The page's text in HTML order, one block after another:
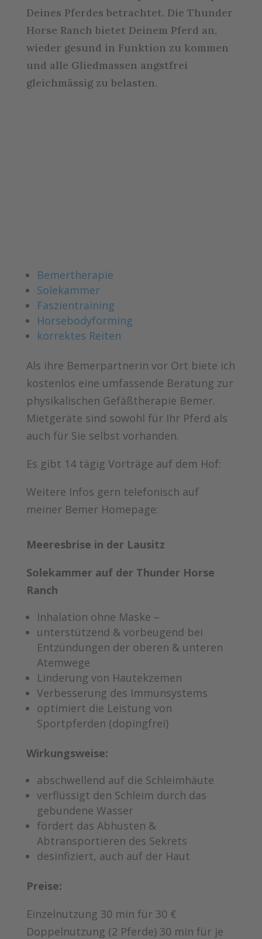
Deines Pferdes betrachtet. Die Thunder
Horse Ranch bietet Deinem Pferd an,
wieder gesund in Funktion zu kommen
und alle Gliedmassen angstfrei
gleichmässig zu belasten.
Bemertherapie
Solekammer
Faszientraining
Horsebodyforming
korrektes Reiten
Als ihre Bemerpartnerin vor Ort biete ich
kostenlos eine umfassende Beratung zur
physikalischen Gefäßtherapie Bemer.
Mietgeräte sind sowohl für Ihr Pferd als
auch für Sie selbst vorhanden.
Es gibt 14 tägig Vorträge auf dem Hof:
Weitere Infos gern telefonisch auf
meiner Bemer Homepage:
Meeresbrise in der Lausitz
Solekammer auf der Thunder Horse
Ranch
Inhalation ohne Maske –
unterstützend & vorbeugend bei
Entzündungen der oberen & unteren
Atemwege
Linderung von Hautekzemen
Verbesserung des Immunsystems
optimiert die Leistung von
Sportpferden (dopingfrei)
Wirkungsweise:
abschwellend auf die Schleimhäute
verflüssigt den Schleim durch das
gebundene Wasser
fördert das Abhusten &
Abtransportieren des Sekrets
desinfiziert, auch auf der Haut
Preise:
Einzelnutzung 30 min für 30 €
Doppelnutzung (2 Pferde) 30 min für je